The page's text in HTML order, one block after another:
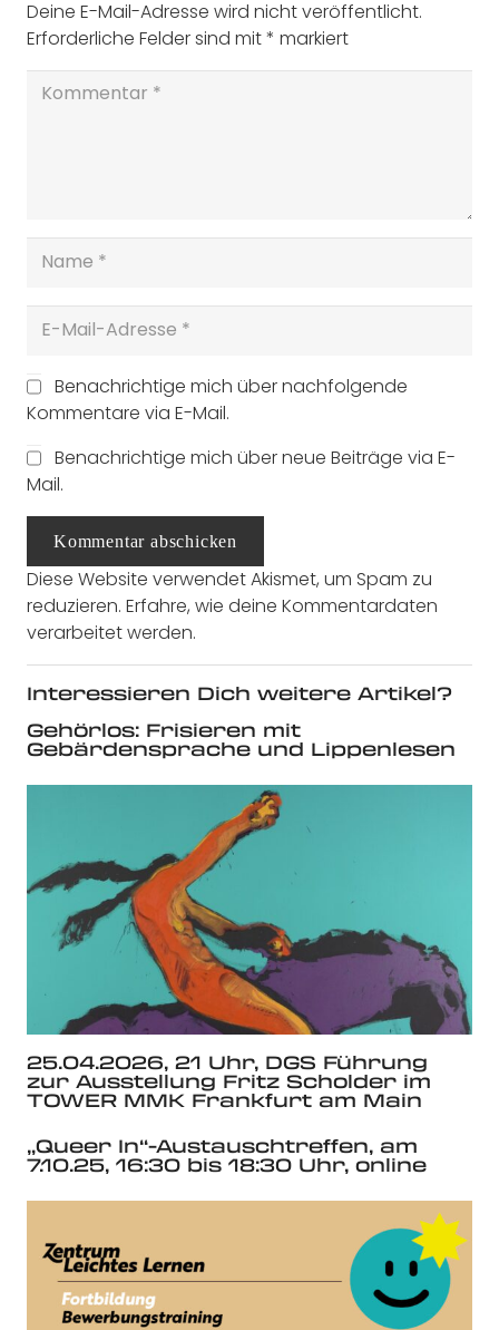
Deine E-Mail-Adresse wird nicht veröffentlicht.
Erforderliche Felder sind mit* markiert
Benachrichtige mich über nachfolgende
Kommentare via E-Mail.
Benachrichtige mich über neue Beiträge via E-
Mail.
Kommentar abschicken
Diese Website verwendet Akismet, um Spam zu
reduzieren. Erfahre, wie deine Kommentardaten
verarbeitet werden.
Interessieren Dich weitere Artikel?
Gehörlos: Frisieren mit
Gebärdensprache und Lippenlesen
25.04.2026, 21 Uhr, DGS Führung
zur Ausstellung Fritz Scholder im
TOWER MMK Frankfurt am Main
„Queer In“-Austauschtreffen, am
7.10.25, 16:30 bis 18:30 Uhr, online